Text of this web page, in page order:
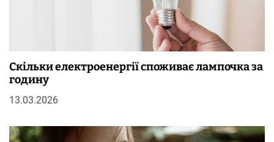
Скільки електроенергії споживає лампочка за
годину
13.03.2026